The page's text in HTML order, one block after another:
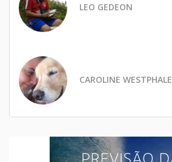
LEO GEDEON
CAROLINE